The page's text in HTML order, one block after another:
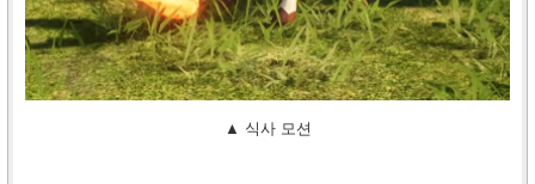
▲ 식사 모션